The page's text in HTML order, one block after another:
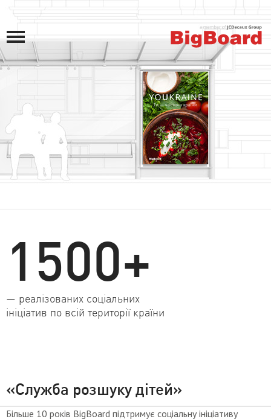
1500+
— реалізованих соціальних
ініціатив по всій території країни
«Служба розшуку дітей»
Більше 10 років BigBoard підтримує соціальну ініціативу